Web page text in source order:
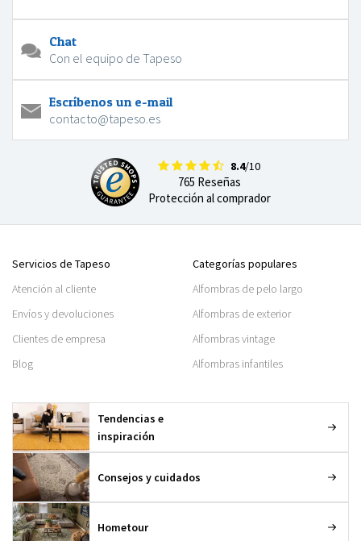
Chat
Con el equipo de Tapeso
Escríbenos un e-mail
contacto@tapeso.es
8.4/10
765 Reseñas
Protección al comprador
Servicios de Tapeso
Atención al cliente
Envíos y devoluciones
Clientes de empresa
Blog
Categorías populares
Alfombras de pelo largo
Alfombras de exterior
Alfombras vintage
Alfombras infantiles
Tendencias e
inspiración
Consejos y cuidados
Hometour